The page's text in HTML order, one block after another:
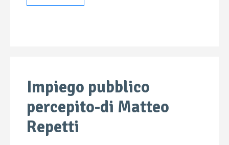
Impiego pubblico
percepito-di Matteo
Repetti